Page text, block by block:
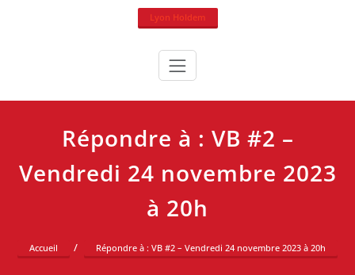
Lyon Holdem
Répondre à : VB #2 –
Vendredi 24 novembre 2023
à 20h
Accueil Répondre à : VB #2 – Vendredi 24 novembre 2023 à 20h